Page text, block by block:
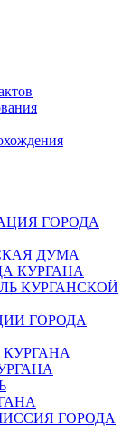
ГОРОДА
ДУМА
КУРГАНА
КУРГАНСКОЙ
ГОРОДА
ГОРОДА